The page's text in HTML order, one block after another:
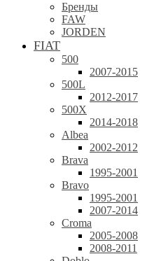
Бренды
FAW
JORDEN
FIAT
500
2007-2015
500L
2012-2017
500X
2014-2018
Albea
2002-2012
Brava
1995-2001
Bravo
1995-2001
2007-2014
Croma
2005-2008
2008-2011